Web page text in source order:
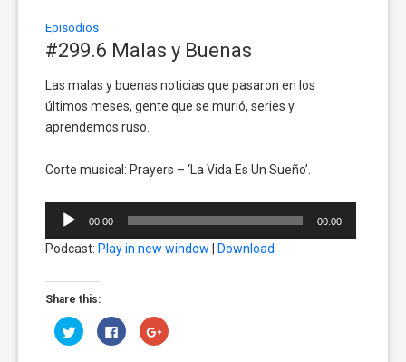
Episodios
#299.6 Malas y Buenas
Las malas y buenas noticias que pasaron en los
últimos meses, gente que se murió, series y
aprendemos ruso.
Corte musical: Prayers – ‘La Vida Es Un Sueño’.
Reproductor
audio
00:00 00:00
Podcast: Play in new window | Download
Share this:
Click
to
share
Click
to
share
Click
to